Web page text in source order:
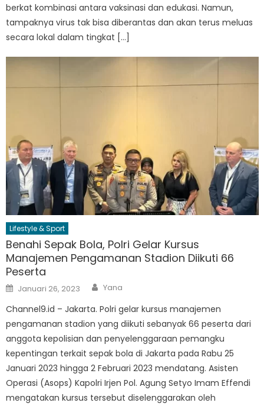
berkat kombinasi antara vaksinasi dan edukasi. Namun,
tampaknya virus tak bisa diberantas dan akan terus meluas
secara lokal dalam tingkat […]
Lifestyle & Sport
Benahi Sepak Bola, Polri Gelar Kursus
Manajemen Pengamanan Stadion Diikuti 66
Peserta
Posted
on
Januari 26, 2023 Author
Yana
Channel9.id – Jakarta. Polri gelar kursus manajemen
pengamanan stadion yang diikuti sebanyak 66 peserta dari
anggota kepolisian dan penyelenggaraan pemangku
kepentingan terkait sepak bola di Jakarta pada Rabu 25
Januari 2023 hingga 2 Februari 2023 mendatang. Asisten
Operasi (Asops) Kapolri Irjen Pol. Agung Setyo Imam Effendi
mengatakan kursus tersebut diselenggarakan oleh